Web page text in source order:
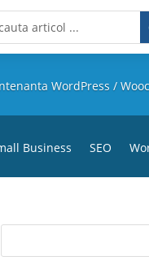
WordPress /
Business SEO